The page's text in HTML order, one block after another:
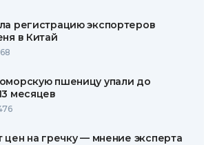
регистрацию экспортеров
в Китай
68
пшеницу упали до
месяцев
цен на гречку — мнение эксперта